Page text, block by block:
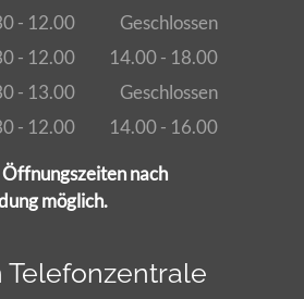
- 12.00
Geschlossen
- 12.00
14.00 - 18.00
- 13.00
Geschlossen
- 12.00 14.00 - 16.00
nach
möglich.
Telefonzentrale